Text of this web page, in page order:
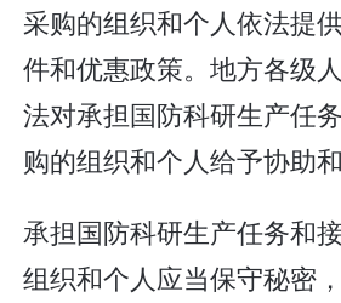
采购的组织和个人依法提
件和优惠政策。地方各级
法对承担国防科研生产任
购的组织和个人给予协助和
承担国防科研生产任务和
组织和个人应当保守秘密